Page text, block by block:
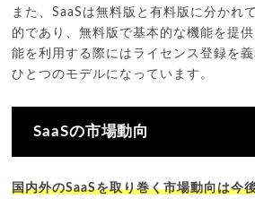
また、SaaSは無料版と有料版に分かれ
的であり、無料版で基本的な機能を提
能を利用する際にはライセンス登録を
ひとつのモデルになっています。
SaaSの市場動向
国内外のSaaSを取り巻く市場動向は今